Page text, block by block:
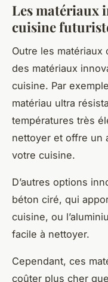
Les matériaux
cuisine
Outre les
des matériaux
cuisine. Par
matériau ultra
températures très
nettoyer et offre un
votre cuisine.
D’autres options
béton ciré, qui
cuisine, ou
facile à nettoyer.
Cependant, ces
coûter plus cher